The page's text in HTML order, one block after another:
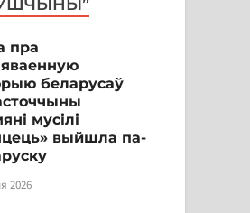
пра
беларусаў
мусілі
выйшла па-
2026